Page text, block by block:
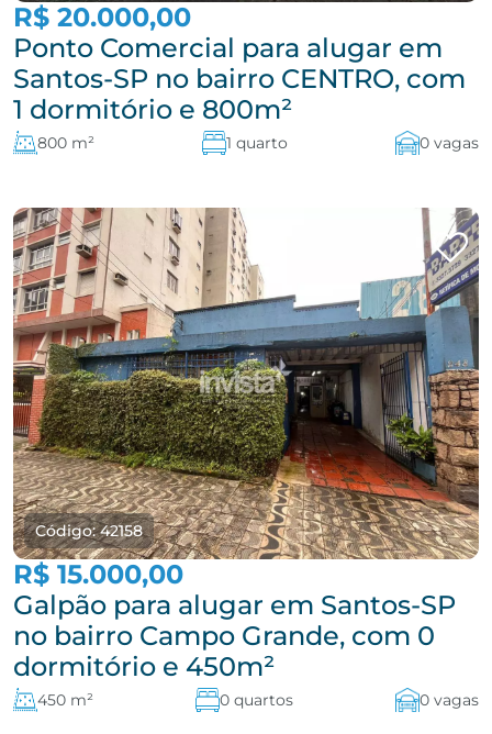
R$ 20.000,00
Ponto Comercial para alugar em
Santos-SP no bairro CENTRO, com
1 dormitório e 800m²
800 m² 1 quarto 0 vagas
Código: 42158
R$ 15.000,00
Galpão para alugar em Santos-SP
no bairro Campo Grande, com 0
dormitório e 450m²
450 m² 0 quartos 0 vagas